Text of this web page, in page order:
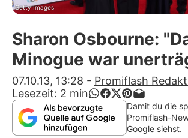
Promiflash Exklusiv
Alle Themen auf
App runterladen
Team
Getty Images
Sharon Osbourne:
Minogue war
07.10.13, 13:28 - Promiflash
Lesezeit: 2 min
Damit du die
Promiflash-
Google siehst.